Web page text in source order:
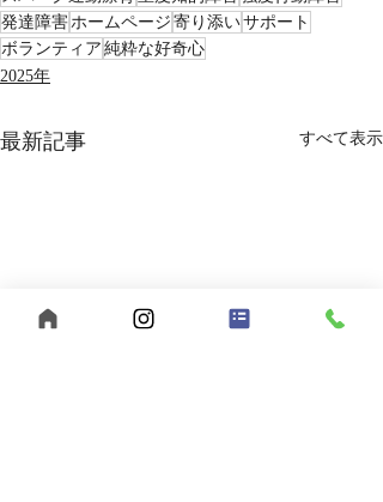
発達障害ホームページ 寄り添いサポート
ボランティア 純粋な好奇心
2025年
最新記事 すべて表示